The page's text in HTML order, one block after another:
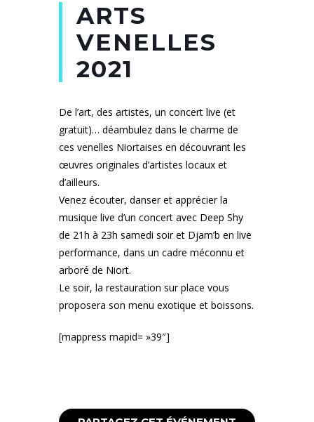
ARTS
VENELLES
2021
De l’art, des artistes, un concert live (et
gratuit)… déambulez dans le charme de
ces venelles Niortaises en découvrant les
œuvres originales d’artistes locaux et
d’ailleurs.
Venez écouter, danser et apprécier la
musique live d’un concert avec Deep Shy
de 21h à 23h samedi soir et Djam’b en live
performance, dans un cadre méconnu et
arboré de Niort.
Le soir, la restauration sur place vous
proposera son menu exotique et boissons.
[mappress mapid= »39″]